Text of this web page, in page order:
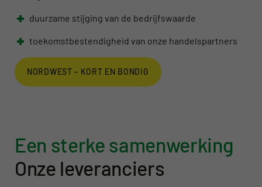
duurzame stijging van de bedrijfswaarde
toekomstbestendigheid van onze handelspartners
NORDWEST – KORT EN BONDIG
Een sterke samenwerking
Onze leveranciers